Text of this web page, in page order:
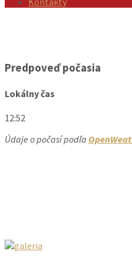
Predpoveď počasia
Lokálny čas
12:52
Údaje o počasí podľa